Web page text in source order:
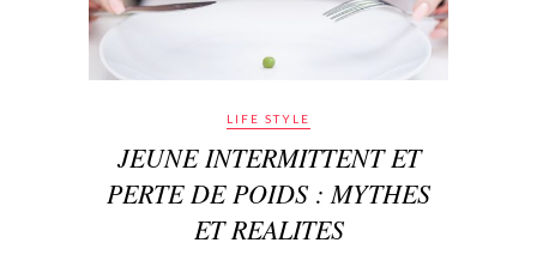
LIFE STYLE
JEUNE INTERMITTENT ET
PERTE DE POIDS : MYTHES
ET REALITES